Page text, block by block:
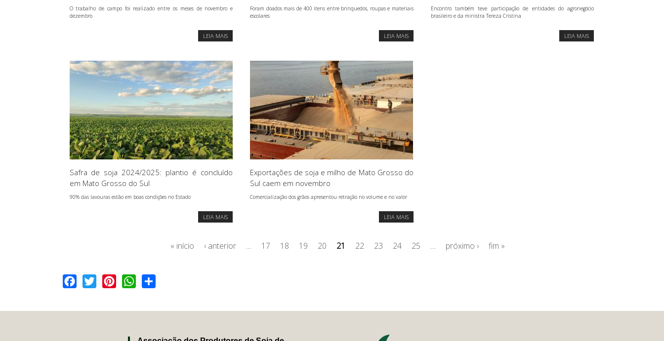
O trabalho de campo foi realizado entre os meses de novembro e
dezembro
LEIA MAIS
Foram doados mais de 400 itens entre brinquedos, roupas e materiais
escolares
LEIA MAIS
Encontro também teve participação de entidades do agronegócio
brasileiro e da ministra Tereza Cristina
LEIA MAIS
Safra de soja 2024/2025: plantio é concluído
em Mato Grosso do Sul
90% das lavouras estão em boas condições no Estado
LEIA MAIS
Exportações de soja e milho de Mato Grosso do
Sul caem em novembro
Comercialização dos grãos apresentou retração no volume e no valor
LEIA MAIS
« início ‹ anterior … 17 18 19 20 21 22 23 24 25 … próximo › fim »
Facebook
Twitter PinterestWhatsApp